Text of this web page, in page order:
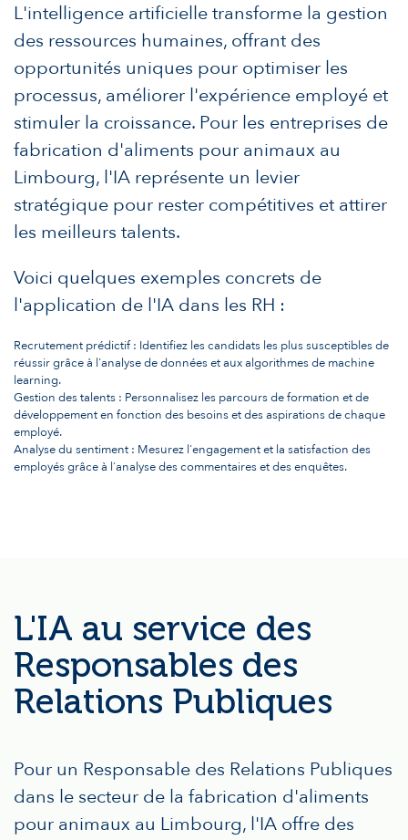
L'intelligence artificielle transforme la gestion
des ressources humaines, offrant des
opportunités uniques pour optimiser les
processus, améliorer l'expérience employé et
stimuler la croissance. Pour les entreprises de
fabrication d'aliments pour animaux au
Limbourg, l'IA représente un levier
stratégique pour rester compétitives et attirer
les meilleurs talents.
Voici quelques exemples concrets de
l'application de l'IA dans les RH :
Recrutement prédictif : Identifiez les candidats les plus susceptibles de
réussir grâce à l'analyse de données et aux algorithmes de machine
learning.
Gestion des talents : Personnalisez les parcours de formation et de
développement en fonction des besoins et des aspirations de chaque
employé.
Analyse du sentiment : Mesurez l'engagement et la satisfaction des
employés grâce à l'analyse des commentaires et des enquêtes.
L'IA au service des
Responsables des
Relations Publiques
Pour un Responsable des Relations Publiques
dans le secteur de la fabrication d'aliments
pour animaux au Limbourg, l'IA offre des